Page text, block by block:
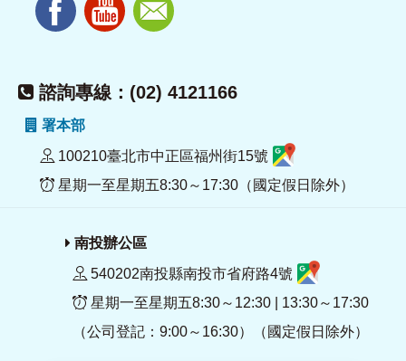
諮詢專線：(02) 4121166
署本部
100210臺北市中正區福州街15號
星期一至星期五8:30～17:30（國定假日除外）
南投辦公區
540202南投縣南投市省府路4號
星期一至星期五8:30～12:30 | 13:30～17:30
（公司登記：9:00～16:30）（國定假日除外）